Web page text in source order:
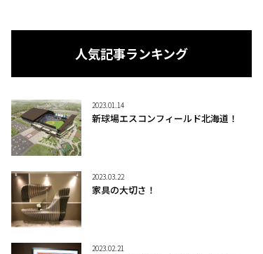
人気記事ランキング
2023.01.14
新球場エスコンフィールド北海道！
2023.03.22
家具の大切さ！
2023.02.21